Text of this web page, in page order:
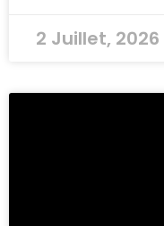
2 Juillet, 2026